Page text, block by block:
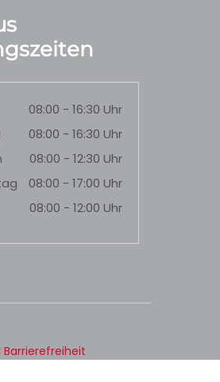
08:00 - 16:30 Uhr
08:00 - 16:30 Uhr
08:00 - 12:30 Uhr
08:00 - 17:00 Uhr
08:00 - 12:00 Uhr
Barrierefreiheit